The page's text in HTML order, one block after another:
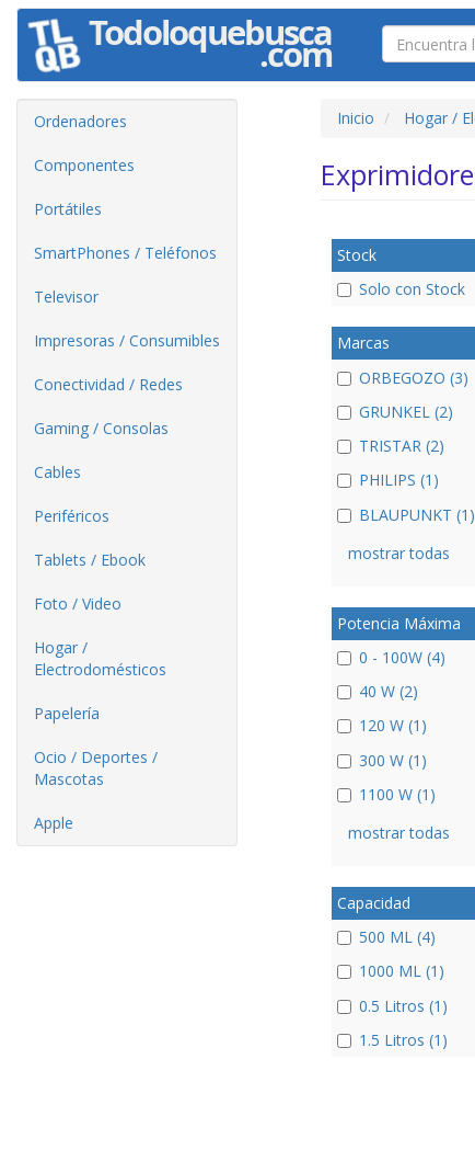
Ordenadores
Componentes
Portátiles
SmartPhones / Teléfonos
Televisor
Impresoras / Consumibles
Conectividad / Redes
Gaming / Consolas
Cables
Periféricos
Tablets / Ebook
Foto / Video
Hogar /
Electrodomésticos
Papelería
Ocio / Deportes /
Mascotas
Apple
Inicio Hogar /
Stock
Solo con Stock
Marcas
ORBEGOZO (3)
GRUNKEL (2)
TRISTAR (2)
PHILIPS (1)
BLAUPUNKT (1)
mostrar todas
Potencia Máxima
0 - 100W (4)
40 W (2)
120 W (1)
300 W (1)
1100 W (1)
mostrar todas
Capacidad
500 ML (4)
1000 ML (1)
0.5 Litros (1)
1.5 Litros (1)